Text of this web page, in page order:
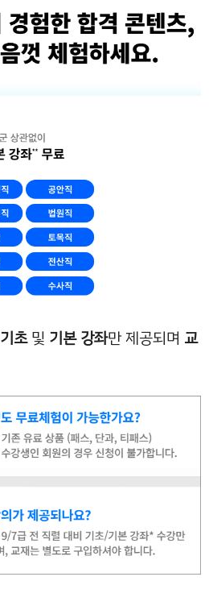
기초및 기본 강좌만 제공되며 교